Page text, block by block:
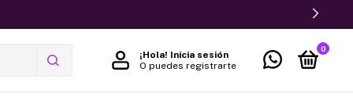
¡Hola! Inicia sesión
O puedes registrarte
0